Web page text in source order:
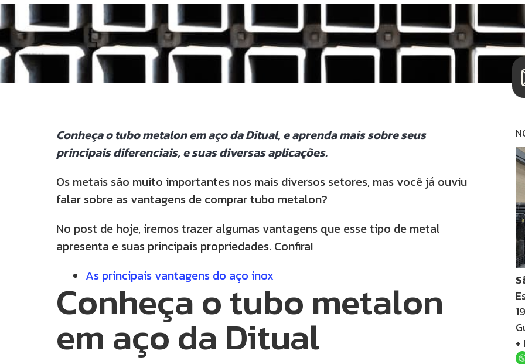
Conheça o tubo metalon em aço da Ditual, e aprenda mais sobre seus
principais diferenciais, e suas diversas aplicações.
Os metais são muito importantes nos mais diversos setores, mas você já ouviu
falar sobre as vantagens de comprar tubo metalon?
No post de hoje, iremos trazer algumas vantagens que esse tipo de metal
apresenta e suas principais propriedades. Confira!
As principais vantagens do aço inox
Conheça o tubo metalon
em aço da Ditual
+